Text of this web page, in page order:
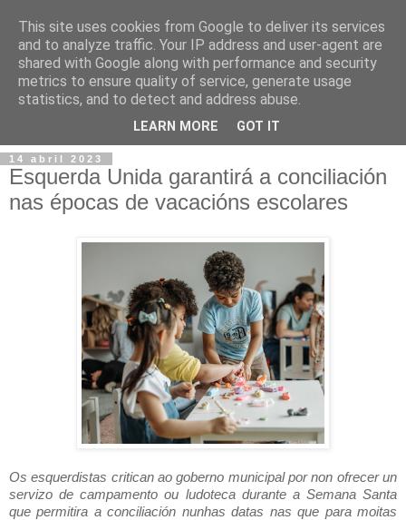
14 abril 2023
Esquerda Unida garantirá a conciliación
nas épocas de vacacións escolares
Os esquerdistas critican ao goberno municipal por non ofrecer un
servizo de campamento ou ludoteca durante a Semana Santa
que permitira a conciliación nunhas datas nas que para moitas
This site uses cookies from Google to deliver its services
and to analyze traffic. Your IP address and user-agent are
shared with Google along with performance and security
metrics to ensure quality of service, generate usage
statistics, and to detect and address abuse.
LEARN MORE GOT IT